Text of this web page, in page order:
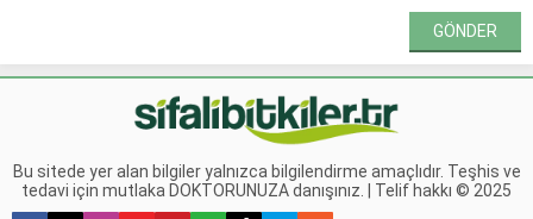
Bu sitede yer alan bilgiler yalnızca bilgilendirme amaçlıdır. Teşhis ve
tedavi için mutlaka DOKTORUNUZA danışınız. | Telif hakkı © 2025